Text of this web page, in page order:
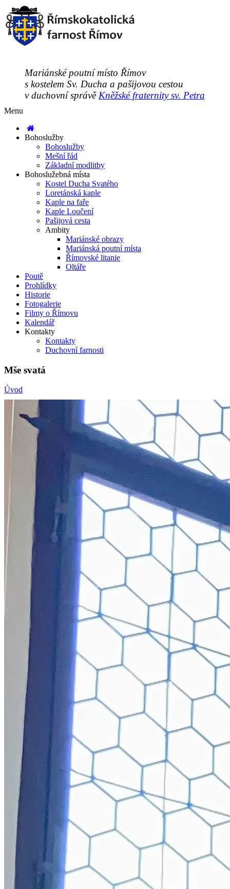
Mariánské poutní místo Římov
s kostelem Sv. Ducha a pašijovou cestou
v duchovní správě Kněžské fraternity sv. Petra
Menu
Bohoslužby
Bohoslužby
Mešní řád
Základní modlitby
Bohoslužebná místa
Kostel Ducha Svatého
Loretánská kaple
Kaple na faře
Kaple Loučení
Pašijová cesta
Ambity
Mariánské obrazy
Mariánská poutní místa
Římovské litanie
Oltáře
Poutě
Prohlídky
Historie
Fotogalerie
Filmy o Římovu
Kalendář
Kontakty
Kontakty
Duchovní farnosti
Mše svatá
Úvod